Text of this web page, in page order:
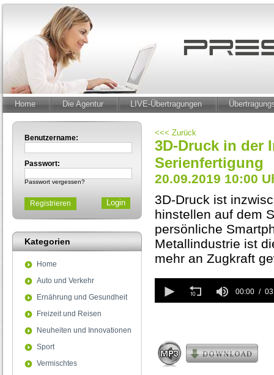
Home Die Agentur LIVE-Übertragungen
Benutzername:
Passwort:
Passwort vergessen?
Registrieren
Kategorien
Home
Auto und Verkehr
Ernährung und Gesundheit
Freizeit und Reisen
Neuheiten und Innovationen
Sport
Vermischtes
<<< Zurück
3D-Druck in der
Serienfertigung
20.09.2019 10:00
3D-Druck ist
hinstellen auf dem
persönliche
Metallindustrie ist
mehr an Zugkraft
seconds
of
seconds
00:00